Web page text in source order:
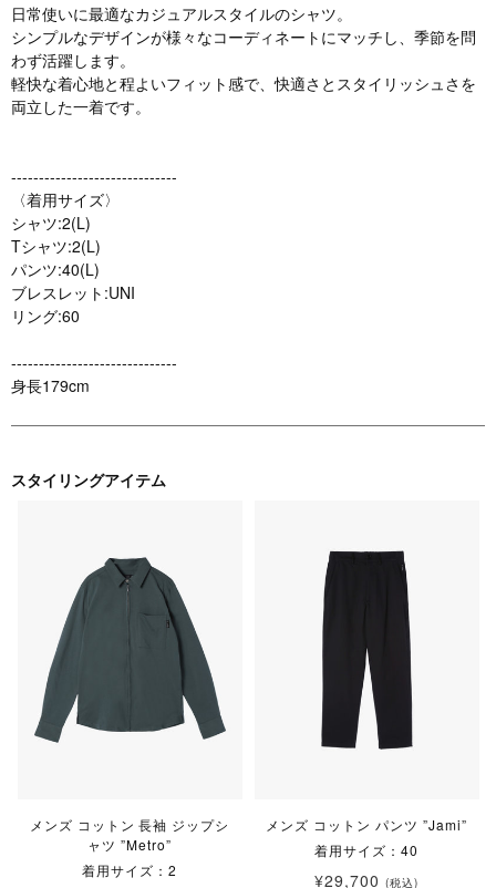
日常使いに最適なカジュアルスタイルのシャツ。
シンプルなデザインが様々なコーディネートにマッチし、季節を問
わず活躍します。
軽快な着心地と程よいフィット感で、快適さとスタイリッシュさを
両立した一着です。
------------------------------
〈着用サイズ〉
シャツ:2(L)
Tシャツ:2(L)
パンツ:40(L)
ブレスレット:UNI
リング:60
------------------------------
身長179cm
スタイリングアイテム
メンズ コットン 長袖 ジップシ
ャツ ”Metro”
着用サイズ：2
メンズ コットン パンツ ”Jami”
着用サイズ：40
¥29,700 (税込)